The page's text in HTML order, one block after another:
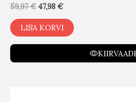
59,97€ 47,98 €
LISA KORVI